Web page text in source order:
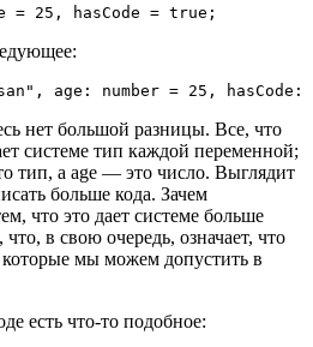
нет большой разницы. Все, что
системе тип каждой переменной;
тип, а age — это число. Выглядит
больше кода. Зачем
что это дает системе больше
в свою очередь, означает, что
мы можем допустить в
есть что-то подобное: